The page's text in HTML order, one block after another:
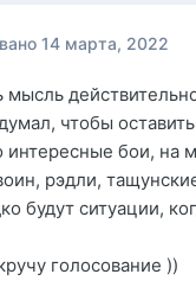
14 марта, 2022
мысль
чтобы
интересные бои, на
рэдли,
будут ситуации,
голосование ))